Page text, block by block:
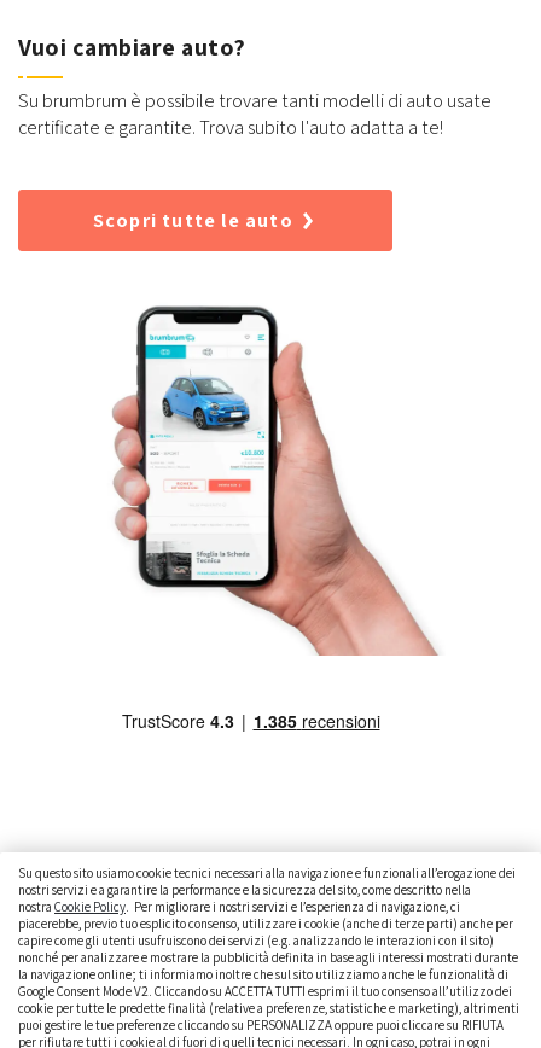
Su questo sito usiamo cookie tecnici necessari alla navigazione e funzionali all’erogazione dei
nostri servizi e a garantire la performance e la sicurezza del sito, come descritto nella
nostra Cookie Policy. Per migliorare i nostri servizi e l’esperienza di navigazione, ci
piacerebbe, previo tuo esplicito consenso, utilizzare i cookie (anche di terze parti) anche per
capire come gli utenti usufruiscono dei servizi (e.g. analizzando le interazioni con il sito)
nonché per analizzare e mostrare la pubblicità definita in base agli interessi mostrati durante
la navigazione online; ti informiamo inoltre che sul sito utilizziamo anche le funzionalità di
Google Consent Mode V2. Cliccando su ACCETTA TUTTI esprimi il tuo consenso all’utilizzo dei
cookie per tutte le predette finalità (relative a preferenze, statistiche e marketing), altrimenti
puoi gestire le tue preferenze cliccando su PERSONALIZZA oppure puoi cliccare su RIFIUTA
per rifiutare tutti i cookie al di fuori di quelli tecnici necessari. In ogni caso, potrai in ogni
Vuoi cambiare auto?
Su brumbrum è possibile trovare tanti modelli di auto usate
certificate e garantite. Trova subito l'auto adatta a te!
Scopri tutte le auto
CAMBIARE AUTO
GUIDA ALL’ACQUISTO
GUIDE PRATICHE
CURIOSITÀ
DATI ALLA MANO
DICE LA LEGGE
PARLIAMO DI NOI